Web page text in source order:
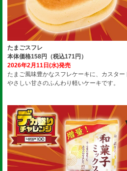
たまごスフレ
本体価格158円（税込171円）
2026年2月11日(水)発売
たまご風味豊かなスフレケーキに、カスター
やさしい甘さのふんわり軽いケーキです。